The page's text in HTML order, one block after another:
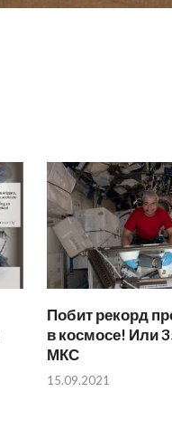
Побит рекорд
в космосе! Или
МКС
15.09.2021